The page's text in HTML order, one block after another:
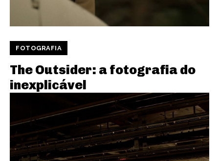
FOTOGRAFIA
The Outsider: a fotografia do
inexplicável